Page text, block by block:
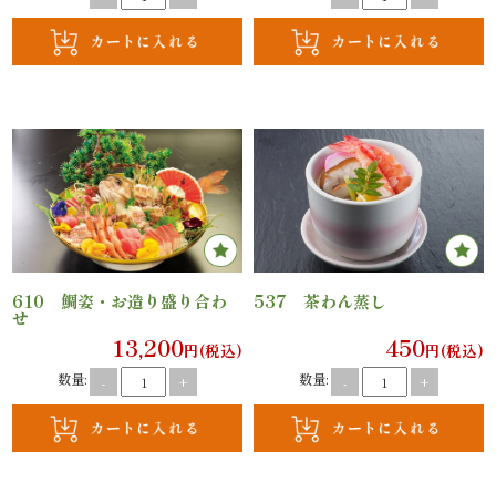
ュ
利
シ
か
610 鯛姿・お造り盛り合わ
せ
13,200円(税込)
数量: - +
537 茶わん蒸し
450円(税込)
数量: - +